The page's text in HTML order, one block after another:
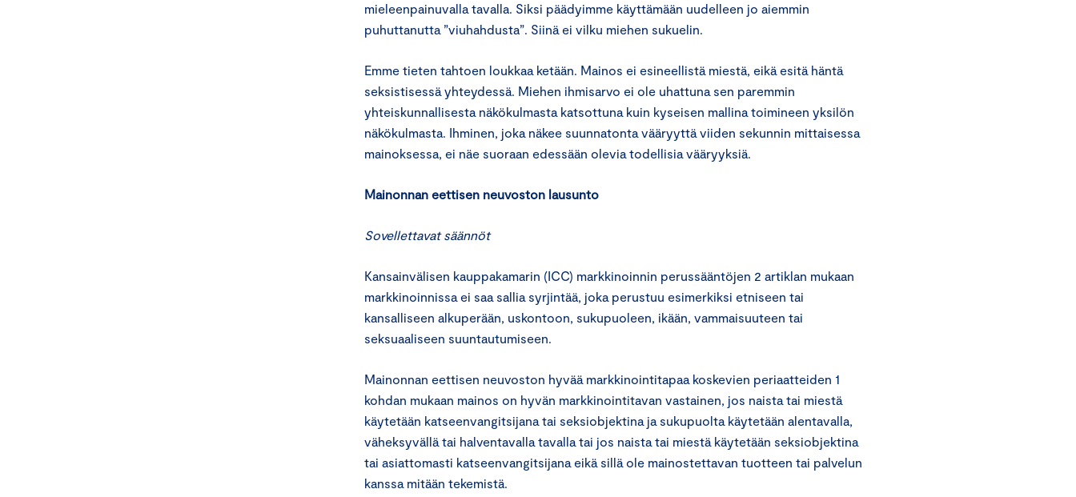
mieleenpainuvalla tavalla. Siksi päädyimme käyttämään uudelleen jo aiemmin
puhuttanutta ”viuhahdusta”. Siinä ei vilku miehen sukuelin.
Emme tieten tahtoen loukkaa ketään. Mainos ei esineellistä miestä, eikä esitä häntä
seksistisessä yhteydessä. Miehen ihmisarvo ei ole uhattuna sen paremmin
yhteiskunnallisesta näkökulmasta katsottuna kuin kyseisen mallina toimineen yksilön
näkökulmasta. Ihminen, joka näkee suunnatonta vääryyttä viiden sekunnin mittaisessa
mainoksessa, ei näe suoraan edessään olevia todellisia vääryyksiä.
Mainonnan eettisen neuvoston lausunto
Sovellettavat säännöt
Kansainvälisen kauppakamarin (ICC) markkinoinnin perussääntöjen 2 artiklan mukaan
markkinoinnissa ei saa sallia syrjintää, joka perustuu esimerkiksi etniseen tai
kansalliseen alkuperään, uskontoon, sukupuoleen, ikään, vammaisuuteen tai
seksuaaliseen suuntautumiseen.
Mainonnan eettisen neuvoston hyvää markkinointitapaa koskevien periaatteiden 1
kohdan mukaan mainos on hyvän markkinointitavan vastainen, jos naista tai miestä
käytetään katseenvangitsijana tai seksiobjektina ja sukupuolta käytetään alentavalla,
väheksyvällä tai halventavalla tavalla tai jos naista tai miestä käytetään seksiobjektina
tai asiattomasti katseenvangitsijana eikä sillä ole mainostettavan tuotteen tai palvelun
kanssa mitään tekemistä.